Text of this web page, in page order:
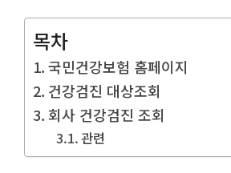
목차
국민건강보험 홈페이지
건강검진 대상조회
회사 건강검진 조회
관련